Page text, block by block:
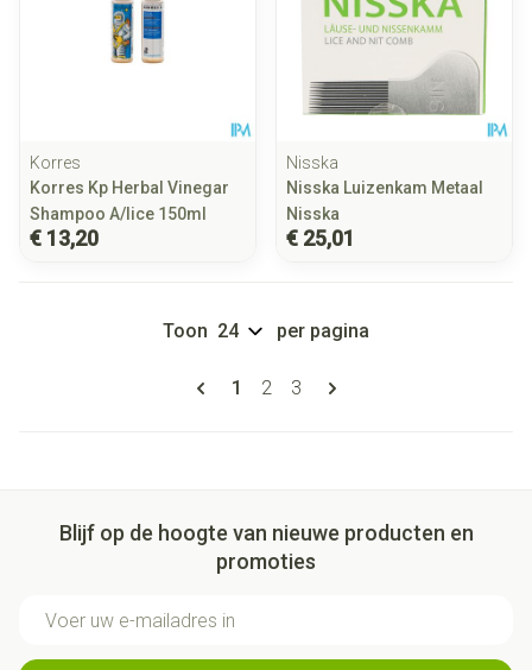
Korres
Korres Kp Herbal Vinegar
Shampoo A/lice 150ml
€ 13,20
Nisska
Nisska Luizenkam Metaal
Nisska
€ 25,01
Pagina's
U lees momenteel pagina
1 Pagina
2 Pagina
3
Toon per pagina
Blijf op de hoogte van nieuwe producten en
promoties